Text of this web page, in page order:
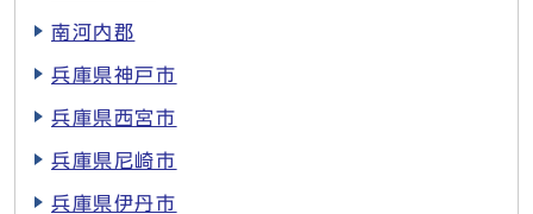
南河内郡
兵庫県神戸市
兵庫県西宮市
兵庫県尼崎市
兵庫県伊丹市